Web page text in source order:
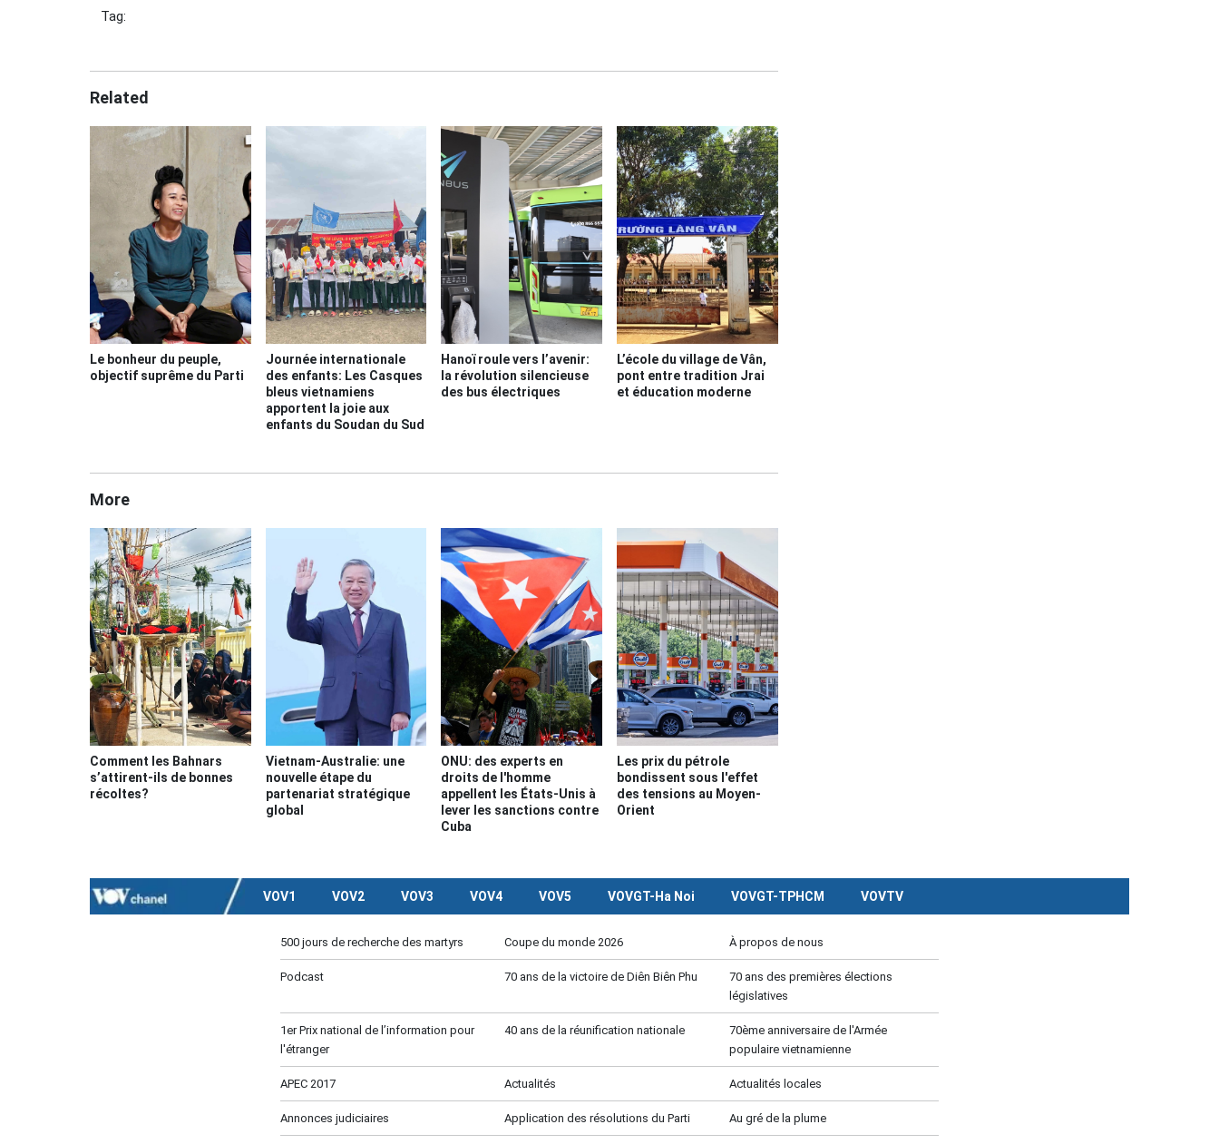
Tag:
Related
Le bonheur du peuple,
objectif suprême du Parti
Journée internationale
des enfants: Les Casques
bleus vietnamiens
apportent la joie aux
enfants du Soudan du Sud
Hanoï roule vers l’avenir:
la révolution silencieuse
des bus électriques
L’école du village de Vân,
pont entre tradition Jrai
et éducation moderne
More
Comment les Bahnars
s’attirent-ils de bonnes
récoltes?
Vietnam-Australie: une
nouvelle étape du
partenariat stratégique
global
ONU: des experts en
droits de l'homme
appellent les États-Unis à
lever les sanctions contre
Cuba
Les prix du pétrole
bondissent sous l'effet
des tensions au Moyen-
Orient
VOV1 VOV2 VOV3 VOV4 VOV5 VOVGT-Ha Noi VOVGT-TPHCM VOVTV
500 jours de recherche des martyrs Coupe du monde 2026 À propos de nous
Podcast 70 ans de la victoire de Diên Biên Phu
70 ans des premières élections
législatives
1er Prix national de l’information pour
l'étranger
40 ans de la réunification nationale
70ème anniversaire de l'Armée
populaire vietnamienne
APEC 2017 Actualités Actualités locales
Annonces judiciaires Application des résolutions du Parti Au gré de la plume